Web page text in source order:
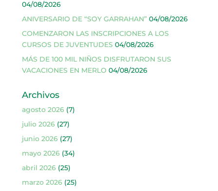
04/08/2026
ANIVERSARIO DE “SOY GARRAHAN” 04/08/2026
COMENZARON LAS INSCRIPCIONES A LOS
CURSOS DE JUVENTUDES 04/08/2026
MÁS DE 100 MIL NIÑOS DISFRUTARON SUS
VACACIONES EN MERLO 04/08/2026
Archivos
agosto 2026(7)
julio 2026(27)
junio 2026(27)
mayo 2026(34)
abril 2026(25)
marzo 2026(25)